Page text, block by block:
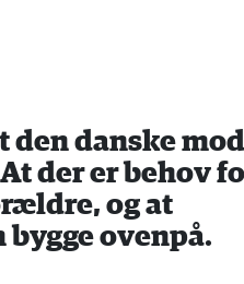
den danske
der er behov
og at
ovenpå.